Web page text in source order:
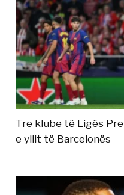
Tre klube të Ligës
e yllit të Barcelonës